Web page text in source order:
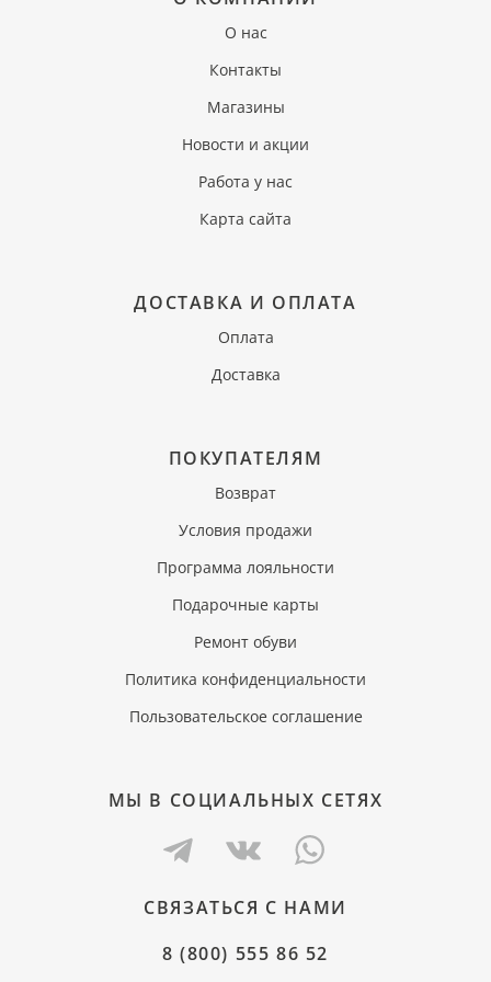
О нас
Контакты
Магазины
Новости и акции
Работа у нас
Карта сайта
ДОСТАВКА И ОПЛАТА
Оплата
Доставка
ПОКУПАТЕЛЯМ
Возврат
Условия продажи
Программа лояльности
Подарочные карты
Ремонт обуви
Политика конфиденциальности
Пользовательское соглашение
МЫ В СОЦИАЛЬНЫХ СЕТЯХ
СВЯЗАТЬСЯ С НАМИ
8 (800) 555 86 52